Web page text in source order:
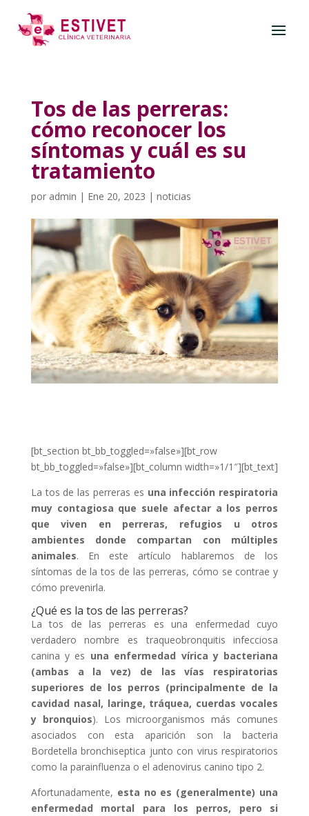
Tos de las perreras:
cómo reconocer los
síntomas y cuál es su
tratamiento
por admin | Ene 20, 2023 | noticias
[bt_section bt_bb_toggled=»false»][bt_row
bt_bb_toggled=»false»][bt_column width=»1/1″][bt_text]
La tos de las perreras es una infección respiratoria
muy contagiosa que suele afectar a los perros
que viven en perreras, refugios u otros
ambientes donde compartan con múltiples
animales. En este artículo hablaremos de los
síntomas de la tos de las perreras, cómo se contrae y
cómo prevenirla.
¿Qué es la tos de las perreras?
La tos de las perreras es una enfermedad cuyo
verdadero nombre es traqueobronquitis infecciosa
canina y es una enfermedad vírica y bacteriana
(ambas a la vez) de las vías respiratorias
superiores de los perros (principalmente de la
cavidad nasal, laringe, tráquea, cuerdas vocales
y bronquios). Los microorganismos más comunes
asociados con esta aparición son la bacteria
Bordetella bronchiseptica junto con virus respiratorios
como la parainfluenza o el adenovirus canino tipo 2.
Afortunadamente, esta no es (generalmente) una
enfermedad mortal para los perros, pero si